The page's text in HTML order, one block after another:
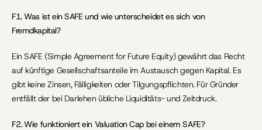
F1. Was ist ein SAFE und wie unterscheidet es sich von
Fremdkapital?
Ein SAFE (Simple Agreement for Future Equity) gewährt das Recht
auf künftige Gesellschaftsanteile im Austausch gegen Kapital. Es
gibt keine Zinsen, Fälligkeiten oder Tilgungspflichten. Für Gründer
entfällt der bei Darlehen übliche Liquiditäts- und Zeitdruck.
F2. Wie funktioniert ein Valuation Cap bei einem SAFE?